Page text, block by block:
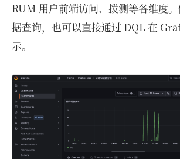
RUM 用户前端访问、拨测等各维度
据查询，也可以直接通过 DQL 在
示。